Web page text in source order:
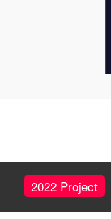
2022 Project